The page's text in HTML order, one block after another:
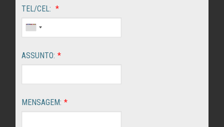
TEL/CEL: *
ASSUNTO: *
MENSAGEM: *